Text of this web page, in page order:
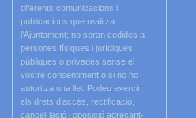
diferents comunicacions i
publicacions que realitza
l’Ajuntament; no seran cedides a
persones físiques i jurídiques
públiques o privades sense el
vostre consentiment o si no ho
autoritza una llei. Podeu exercir
els drets d’accés, rectificació,
cancel·lació i oposició adreçant-